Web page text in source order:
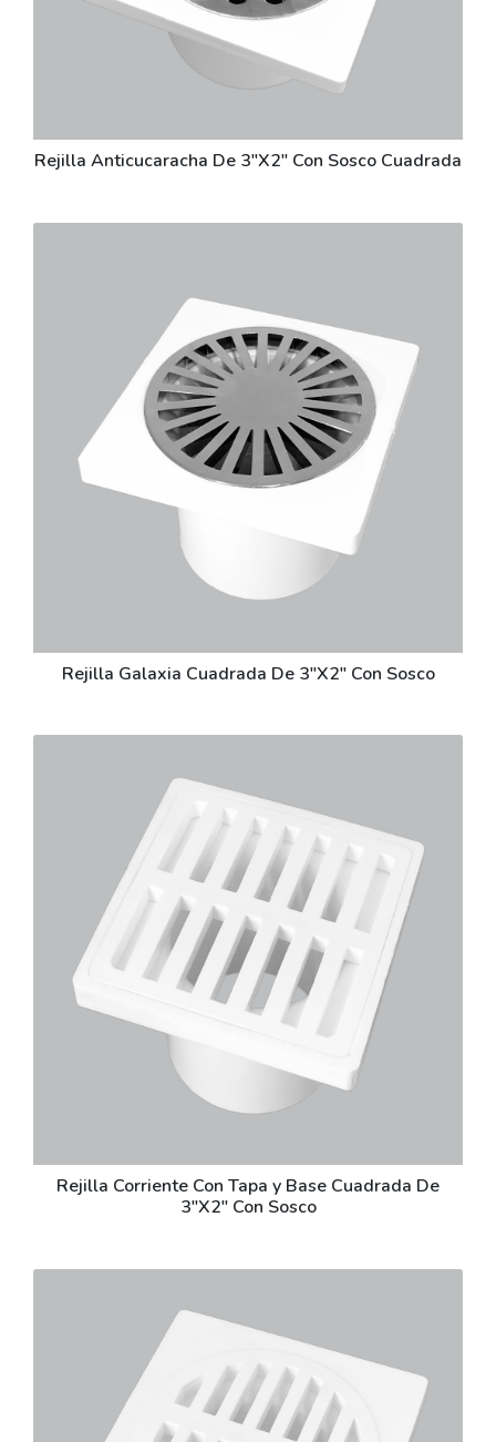
Rejilla Anticucaracha De 3"X2" Con Sosco Cuadrada
Rejilla Galaxia Cuadrada De 3"X2" Con Sosco
Rejilla Corriente Con Tapa y Base Cuadrada De
3"X2" Con Sosco